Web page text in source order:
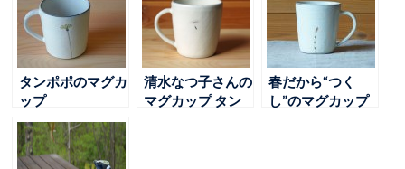
タンポポのマグカ
ップ
清水なつ子さんの
マグカップ タン
春だから“つく
し”のマグカップ